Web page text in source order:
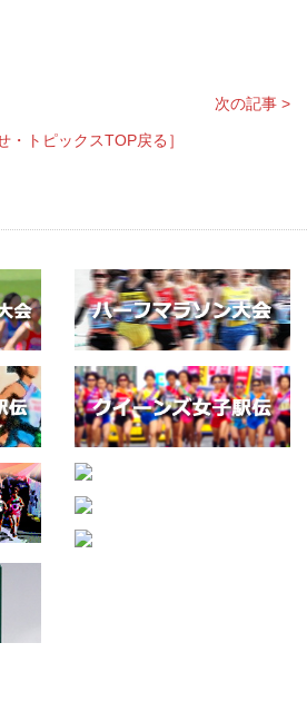
次の記事 >
・トピックスTOP戻る］